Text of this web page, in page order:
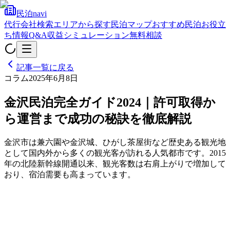
民泊navi
代行会社検索エリアから探す民泊マップおすすめ民泊お役立
ち情報Q&A収益シミュレーション無料相談
記事一覧に戻る
コラム2025年6月8日
金沢民泊完全ガイド2024｜許可取得か
ら運営まで成功の秘訣を徹底解説
金沢市は兼六園や金沢城、ひがし茶屋街など歴史ある観光地
として国内外から多くの観光客が訪れる人気都市です。2015
年の北陸新幹線開通以来、観光客数は右肩上がりで増加して
おり、宿泊需要も高まっています。